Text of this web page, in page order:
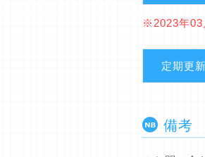
※2023年03
定期更
備考